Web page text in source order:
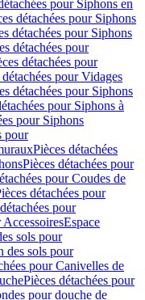
pour Siphons en
détachées pour Siphons
détachées pour Siphons
détachées pour
détachées pour
détachées pour Vidages
détachées pour Siphons
pour Siphons à
pour Siphons
pour
Pièces détachées
Pièces détachées pour
pour Coudes de
détachées pour
pour
AccessoiresEspace
sols pour
des sols pour
pour Canivelles de
Pièces détachées pour
pour douche de